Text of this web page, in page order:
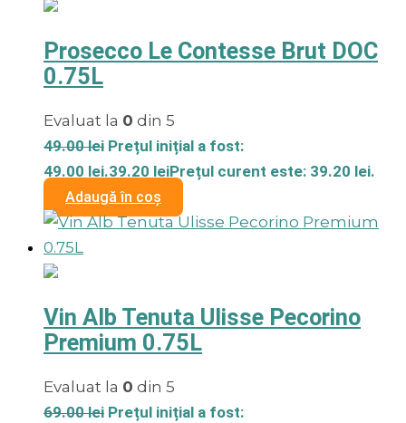
Prosecco Le Contesse Brut DOC
0.75L
Evaluat la 0 din 5
49.00lei Prețul inițial a fost:
49.00 lei.39.20 leiPrețul curent este: 39.20 lei.
Adaugă în coș
Vin Alb Tenuta Ulisse Pecorino
Premium 0.75L
Evaluat la 0 din 5
69.00lei Prețul inițial a fost: